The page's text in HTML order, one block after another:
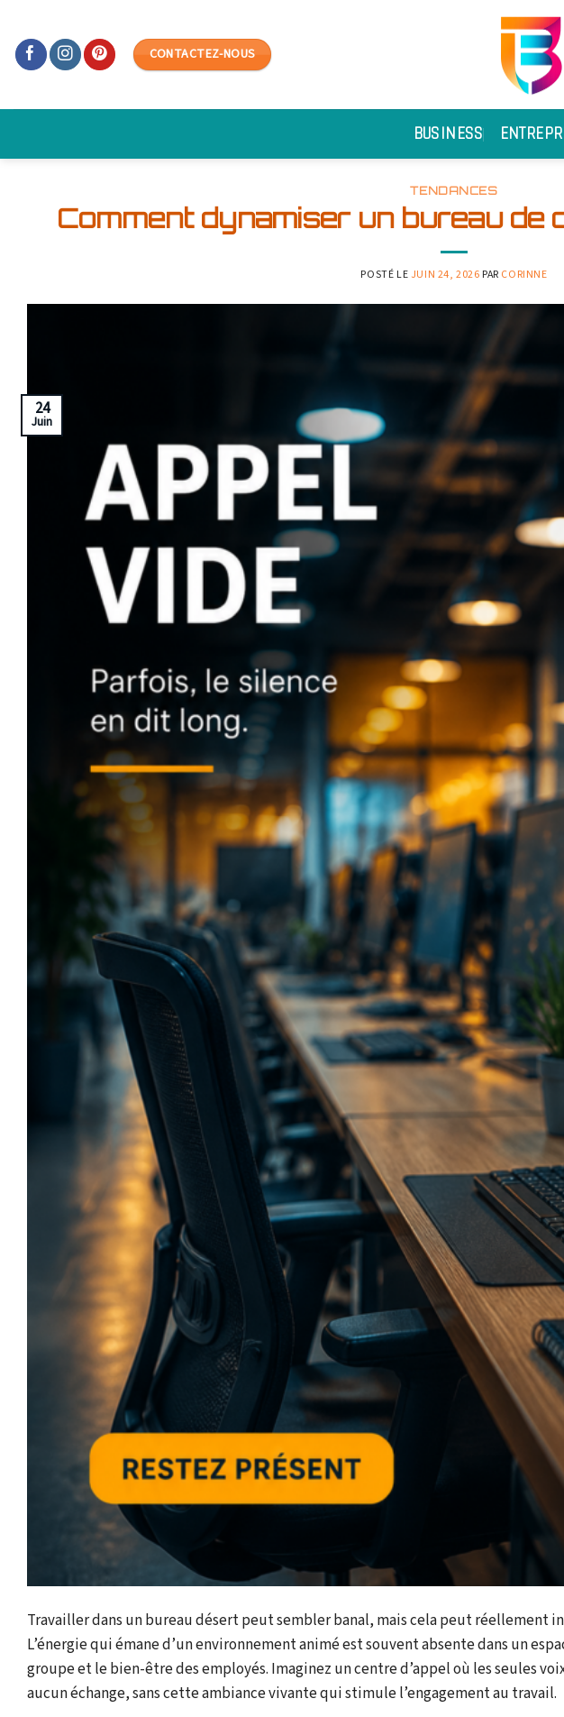
content
CONTACTEZ-NOUS
BUSINESS
TENDANCES
Comment dynamiser un bureau de
POSTÉ LE JUIN 24, 2026 PAR CORINNE
24
Juin
Travailler dans un bureau désert peut sembler banal, mais cela peut
L’énergie qui émane d’un environnement animé est souvent absente dans un
groupe et le bien-être des employés. Imaginez un centre d’appel où les seules
aucun échange, sans cette ambiance vivante qui stimule l’engagement au travail.